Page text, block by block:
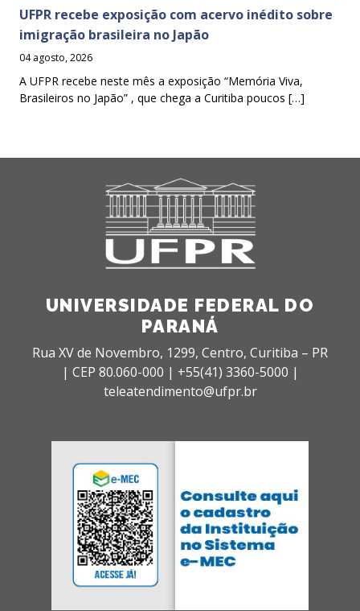
UFPR recebe exposição com acervo inédito sobre
imigração brasileira no Japão
04 agosto, 2026
A UFPR recebe neste mês a exposição “Memória Viva,
Brasileiros no Japão” , que chega a Curitiba poucos […]
UNIVERSIDADE FEDERAL DO
PARANÁ
Rua XV de Novembro, 1299, Centro, Curitiba – PR
| CEP 80.060-000 | +55(41) 3360-5000 |
teleatendimento@ufpr.br